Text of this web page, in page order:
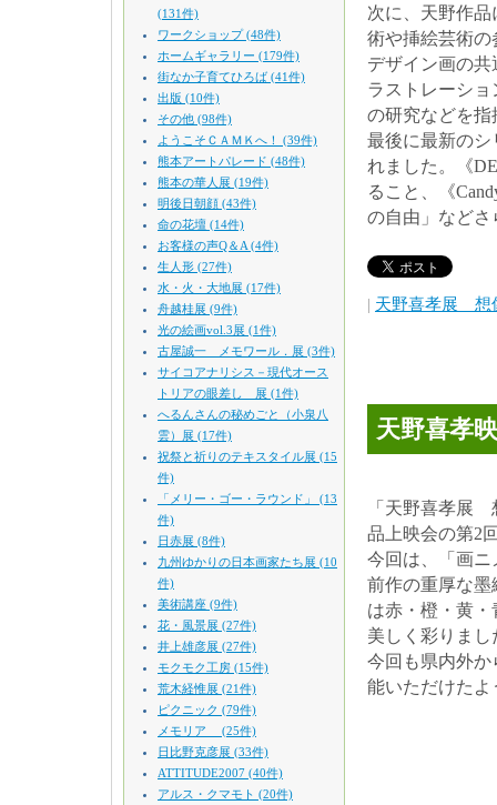
(131件)
ワークショップ (48件)
ホームギャラリー (179件)
街なか子育てひろば (41件)
出版 (10件)
その他 (98件)
ようこそＣＡＭＫへ！ (39件)
熊本アートパレード (48件)
熊本の華人展 (19件)
明後日朝顔 (43件)
命の花壇 (14件)
お客様の声Q＆A (4件)
生人形 (27件)
水・火・大地展 (17件)
舟越桂展 (9件)
光の絵画vol.3展 (1件)
古屋誠一 メモワール．展 (3件)
サイコアナリシス－現代オース
トリアの眼差し 展 (1件)
へるんさんの秘めごと（小泉八
雲）展 (17件)
祝祭と祈りのテキスタイル展 (15
件)
「メリー・ゴー・ラウンド」 (13
件)
日赤展 (8件)
九州ゆかりの日本画家たち展 (10
件)
美術講座 (9件)
花・風景展 (27件)
井上雄彦展 (27件)
モクモク工房 (15件)
荒木経惟展 (21件)
ピクニック (79件)
メモリア (25件)
日比野克彦展 (33件)
ATTITUDE2007 (40件)
アルス・クマモト (20件)
次に、天野作
術や挿絵芸術の
デザイン画の
ラストレーシ
の研究などを指
最後に最新のシ
れました。《
ること、《
の自由」など
| 天野喜孝展 想
天野喜孝
「天野喜孝展
品上映会の第2
今回は、「画ニ
前作の重厚な
は赤・橙・黄
美しく彩りまし
今回も県内外
能いただけたよ